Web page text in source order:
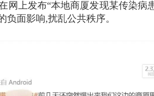
上发布“本地商厦发现某传染病
面影响,扰乱公共秩序。